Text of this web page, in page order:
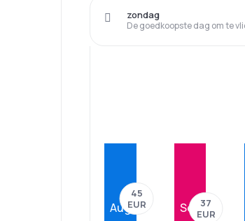
De goedkoopste dag om te
zondag
Aug
45
EUR
Sep37
EUR